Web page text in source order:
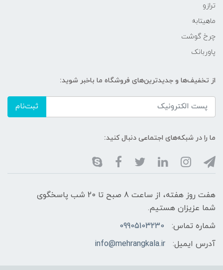
ترازو
ماهیتابه
چرخ گوشت
پاوربانک
از تخفیف‌ها و جدیدترین‌های فروشگاه ما باخبر شوید:
ثبت‌نام
ما را در شبکه‌های اجتماعی دنبال کنید:
هفت روز هفته، از ساعت 8 صبح تا 20 شب پاسخگوی
شما عزیزان هستیم.
شماره تماس:
09905103230
آدرس ایمیل:
info@mehrangkala.ir